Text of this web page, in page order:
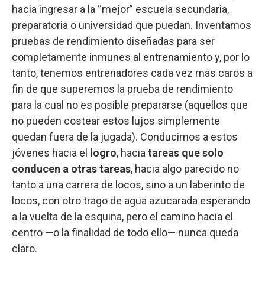
hacia ingresar a la “mejor” escuela secundaria,
preparatoria o universidad que puedan. Inventamos
pruebas de rendimiento diseñadas para ser
completamente inmunes al entrenamiento y, por lo
tanto, tenemos entrenadores cada vez más caros a
fin de que superemos la prueba de rendimiento
para la cual no es posible prepararse (aquellos que
no pueden costear estos lujos simplemente
quedan fuera de la jugada). Conducimos a estos
jóvenes hacia el
logro, hacia tareas que solo
conducen a otras tareas, hacia algo parecido no
tanto a una carrera de locos, sino a un laberinto de
locos, con otro trago de agua azucarada esperando
a la vuelta de la esquina, pero el camino hacia el
centro —o la finalidad de todo ello— nunca queda
claro.